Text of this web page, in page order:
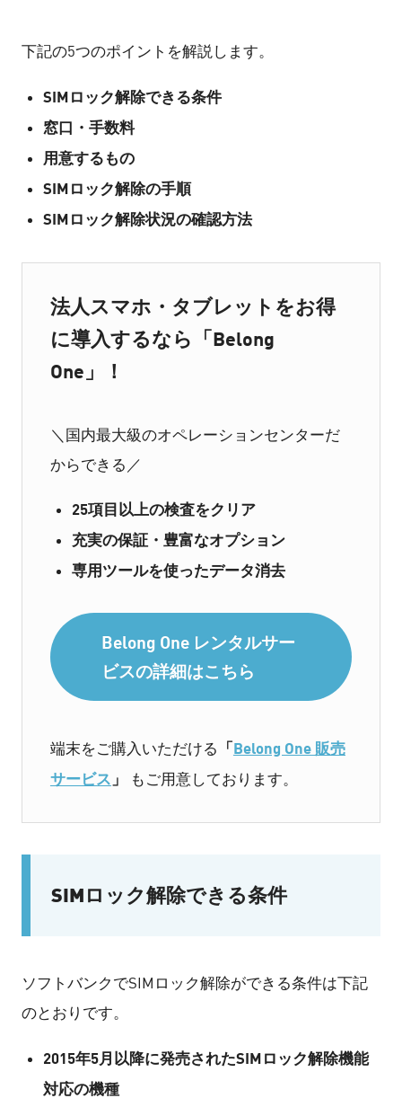
下記の5つのポイントを解説します。
SIMロック解除できる条件
窓口・手数料
用意するもの
SIMロック解除の手順
SIMロック解除状況の確認方法
法人スマホ・タブレットをお得
に導入するなら「Belong
One」！
＼国内最大級のオペレーションセンターだ
からできる／
25項目以上の検査をクリア
充実の保証・豊富なオプション
専用ツールを使ったデータ消去
Belong One レンタルサー
ビスの詳細はこちら
端末をご購入いただける 「Belong One 販売
サービス 」 もご用意しております。
SIMロック解除できる条件
ソフトバンクでSIMロック解除ができる条件は下記
のとおりです。
2015年5月以降に発売されたSIMロック解除機能
対応の機種